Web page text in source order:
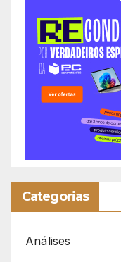
Categorias
Análises